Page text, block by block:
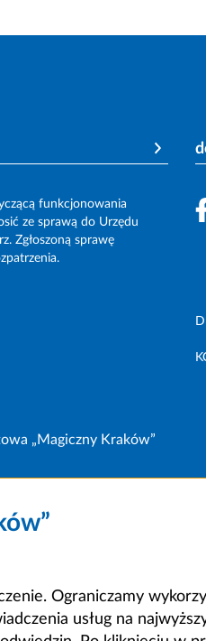
funkcjonowania
ze sprawą do Urzędu
Zgłoszoną sprawę
„Magiczny Kraków”
Ograniczamy
usług na